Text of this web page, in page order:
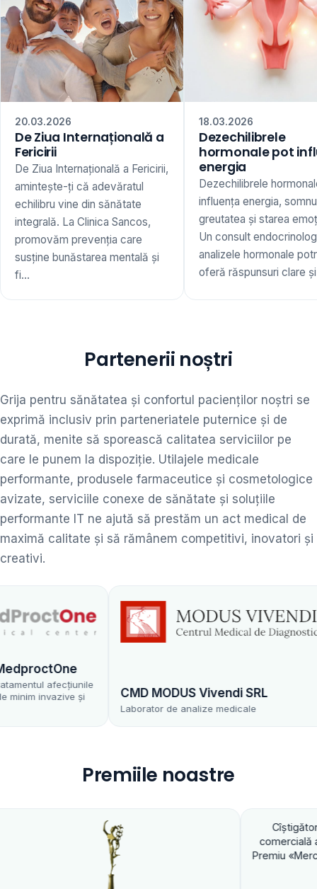
20.03.2026
De Ziua Internațională a
Fericirii
De Ziua Internațională a Fericirii,
amintește-ți că adevăratul
echilibru vine din sănătate
integrală. La Clinica Sancos,
promovăm prevenția care
susține bunăstarea mentală și
fi...
18.03.2026
Dezechilibrele
hormonale pot
energia
Dezechilibrele
influența energia,
greutatea și starea
Un consult
analizele hormonale
oferă răspunsuri clare
Partenerii noștri
Grija pentru sănătatea și confortul pacienților noștri se
exprimă inclusiv prin parteneriatele puternice și de
durată, menite să sporească calitatea serviciilor pe
care le punem la dispoziție. Utilajele medicale
performante, produsele farmaceutice și cosmetologice
avizate, serviciile conexe de sănătate și soluțiile
performante IT ne ajută să prestăm un act medical de
maximă calitate și să rămânem competitivi, inovatori și
creativi.
afecțiunile
invazive și
CMD MODUS Vivendi SRL
Laborator de analize medicale
Premiile noastre
Cîştigătorul
comercială a anului
Premiu «Mercurul de aur»,